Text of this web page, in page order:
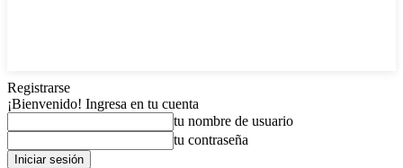
Registrarse
¡Bienvenido! Ingresa en tu cuenta
tu nombre de usuario
tu contraseña